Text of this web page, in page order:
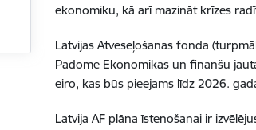
ekonomiku, kā arī mazināt krīzes
Latvijas Atveseļošanas fonda
Padome Ekonomikas un finanšu
eiro, kas būs pieejams līdz 2026.
Latvija AF plāna īstenošanai ir